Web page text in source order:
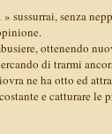
senza
ottenendo
di trarmi
ne ha otto ed
e catturare